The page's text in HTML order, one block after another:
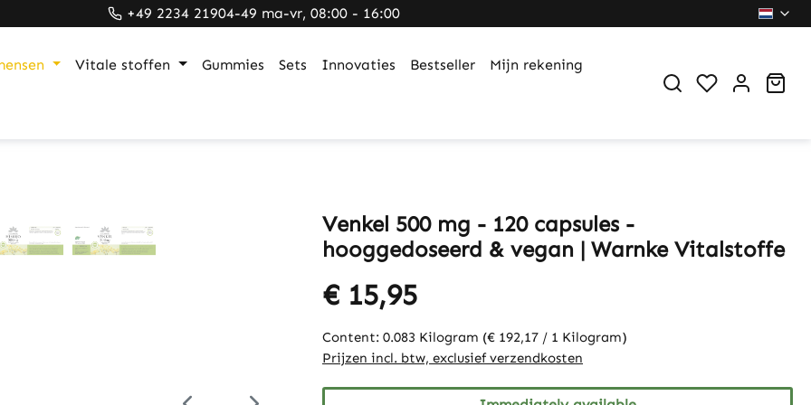
+49 2234 21904-49 ma-vr, 08:00 - 16:00
Vitale stoffen Gummies Sets Innovaties Bestseller Mijn rekening
You have 0
Venkel 500 mg - 120 capsules -
hooggedoseerd & vegan | Warnke Vitalstoffe
€ 15,95
Content: 0.083 Kilogram (€ 192,17 / 1 Kilogram)
Prijzen incl. btw, exclusief verzendkosten